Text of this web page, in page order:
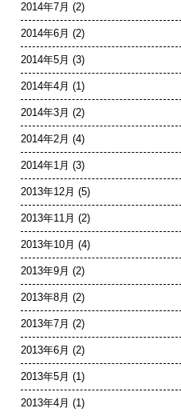
2014年7月 (2)
2014年6月 (2)
2014年5月 (3)
2014年4月 (1)
2014年3月 (2)
2014年2月 (4)
2014年1月 (3)
2013年12月 (5)
2013年11月 (2)
2013年10月 (4)
2013年9月 (2)
2013年8月 (2)
2013年7月 (2)
2013年6月 (2)
2013年5月 (1)
2013年4月 (1)